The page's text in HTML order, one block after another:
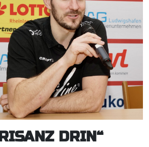
DRIN“